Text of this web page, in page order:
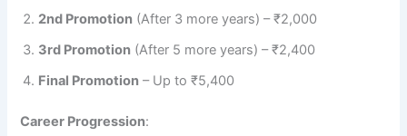
2nd Promotion (After 3 more years) – ₹2,000
3rd Promotion (After 5 more years) – ₹2,400
Final Promotion – Up to ₹5,400
Career Progression: